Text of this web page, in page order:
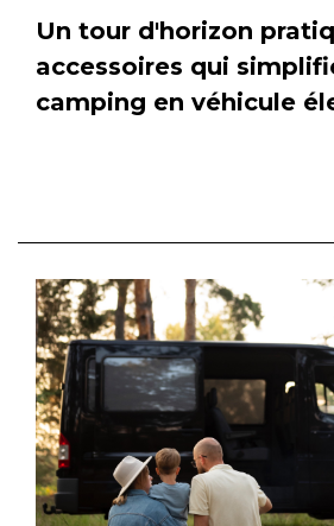
Un tour d'horizon
accessoires qui
camping en véhicule